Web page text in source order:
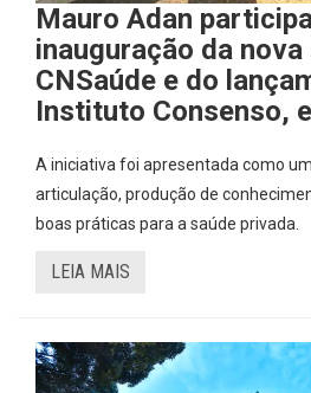
Mauro Adan
inauguração da nova
CNSaúde e do
Instituto Consenso,
A iniciativa foi apresentada como
articulação, produção de
boas práticas para a saúde privada.
LEIA MAIS